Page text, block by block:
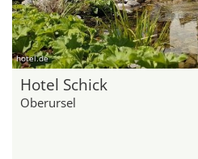
hotel.de
Hotel Schick
Oberursel